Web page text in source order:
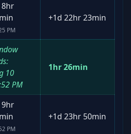
8hr
PM
+1d 22hr 23min
10
PM
1hr 26min
9hr
PM
+1d 23hr 50min